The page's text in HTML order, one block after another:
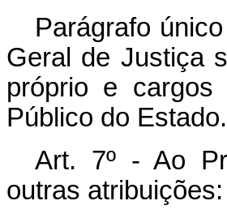
Parágrafo
Geral de Justiça
próprio e cargos
Público do Estado.
Art. 7º - Ao
outras atribuições: